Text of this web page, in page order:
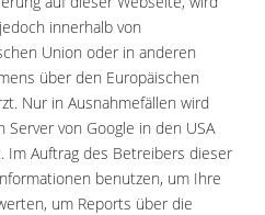
innerhalb von
Union oder in anderen
über den Europäischen
Nur in Ausnahmefällen wird
von Google in den USA
Im Auftrag des Betreibers dieser
benutzen, um Ihre
um Reports über die